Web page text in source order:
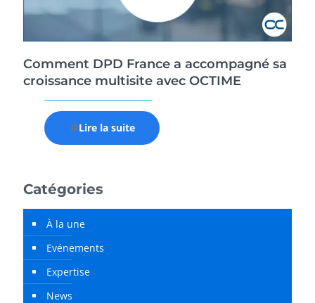
Comment DPD France a accompagné sa
croissance multisite avec OCTIME
Lire la suite
Catégories
À la une
Evénements
Expertise
News